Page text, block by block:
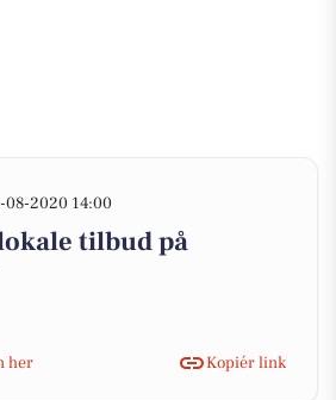
08-2020 14:00
tilbud på
her
Kopiér link